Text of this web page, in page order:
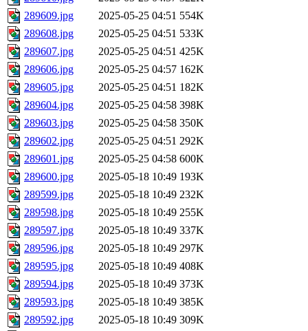
289609.jpg
2025-05-25 04:51 554K
289608.jpg
2025-05-25 04:51 533K
289607.jpg
2025-05-25 04:51 425K
289606.jpg
2025-05-25 04:57 162K
289605.jpg
2025-05-25 04:51 182K
289604.jpg
2025-05-25 04:58 398K
289603.jpg
2025-05-25 04:58 350K
289602.jpg
2025-05-25 04:51 292K
289601.jpg
2025-05-25 04:58 600K
289600.jpg
2025-05-18 10:49 193K
289599.jpg
2025-05-18 10:49 232K
289598.jpg
2025-05-18 10:49 255K
289597.jpg
2025-05-18 10:49 337K
289596.jpg
2025-05-18 10:49 297K
289595.jpg
2025-05-18 10:49 408K
289594.jpg
2025-05-18 10:49 373K
289593.jpg
2025-05-18 10:49 385K
289592.jpg
2025-05-18 10:49 309K